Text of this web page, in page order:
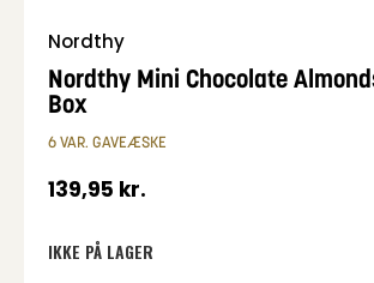
Nordthy
Nordthy Mini Chocolate
Box
6 VAR. GAVEÆSKE
139,95 kr.
IKKE PÅ LAGER